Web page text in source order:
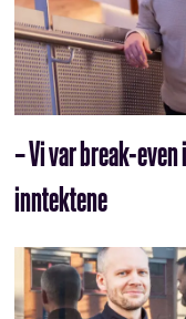
– Vi var break-
inntektene